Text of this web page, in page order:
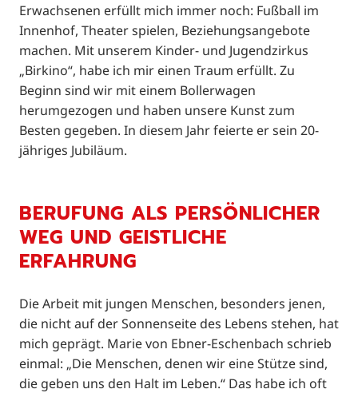
Erwachsenen erfüllt mich immer noch: Fußball im
Innenhof, Theater spielen, Beziehungsangebote
machen. Mit unserem Kinder- und Jugendzirkus
„Birkino“, habe ich mir einen Traum erfüllt. Zu
Beginn sind wir mit einem Bollerwagen
herumgezogen und haben unsere Kunst zum
Besten gegeben. In diesem Jahr feierte er sein 20-
jähriges Jubiläum.
BERUFUNG ALS PERSÖNLICHER
WEG UND GEISTLICHE
ERFAHRUNG
Die Arbeit mit jungen Menschen, besonders jenen,
die nicht auf der Sonnenseite des Lebens stehen, hat
mich geprägt. Marie von Ebner-Eschenbach schrieb
einmal: „Die Menschen, denen wir eine Stütze sind,
die geben uns den Halt im Leben.“ Das habe ich oft